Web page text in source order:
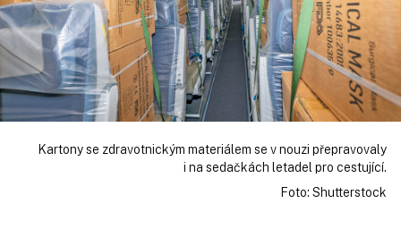
Kartony se zdravotnickým materiálem se v nouzi přepravovaly
i na sedačkách letadel pro cestující.
Foto: Shutterstock